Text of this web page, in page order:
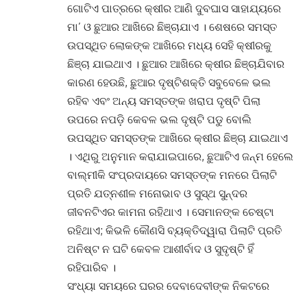
ଗୋଟିଏ ପାତ୍ରରେ କ୍ଷୀର ଆଣି ଦୁବଘାସ ସାହାଯ୍ୟରେ
ମା’ ଓ ଛୁଆର ଆଖିରେ ଛିଞ୍ଚାଯାଏ । ଶେଷରେ ସମସ୍ତ
ଉପସ୍ଥିତ ଲୋକଙ୍କ ଆଖିରେ ମଧ୍ୟ ସେହି କ୍ଷୀରକୁ
ଛିଞ୍ଚା ଯାଇଥାଏ । ଛୁଆର ଆଖିରେ କ୍ଷୀର ଛିଞ୍ଚାଯିବାର
କାରଣ ହେଉଛି, ଛୁଆର ଦୃଷ୍ଟିଶକ୍ତି ସବୁବେଳେ ଭଲ
ରହିବ ଏବଂ ଅନ୍ୟ ସମସ୍ତଙ୍କ ଖରାପ ଦୃଷ୍ଟି ପିଲା
ଉପରେ ନପଡ଼ି କେବଳ ଭଲ ଦୃଷ୍ଟି ପଡୁ ବୋଲି
ଉପସ୍ଥିତ ସମସ୍ତଙ୍କ ଆଖିରେ କ୍ଷୀର ଛିଞ୍ଚା ଯାଇଥାଏ
। ଏଥିରୁ ଅନୁମାନ କରାଯାଇପାରେ, ଛୁଆଟିଏ ଜନ୍ମ ହେଲେ
ବାଲ୍ମୀକି ସଂପ୍ରଦାୟରେ ସମସ୍ତଙ୍କ ମନରେ ପିଲାଟି
ପ୍ରତି ଯତ୍ନଶୀଳ ମନୋଭାବ ଓ ସୁସ୍ଥ ସୁନ୍ଦର
ଜୀବନଟିଏର କାମନା ରହିଥାଏ । ସେମାନଙ୍କ ଚେଷ୍ଟା
ରହିଥାଏ; କିଭଳି କୌଣସି ବ୍ୟକ୍ତିଦ୍ୱାରା ପିଲାଟି ପ୍ରତି
ଅନିଷ୍ଟ ନ ଘଟି କେବଳ ଆଶୀର୍ବାଦ ଓ ସୁଦୃଷ୍ଟି ହିଁ
ରହିପାରିବ ।
ସଂଧ୍ୟା ସମୟରେ ଘରର ଦେବାଦେବୀଙ୍କ ନିକଟରେ